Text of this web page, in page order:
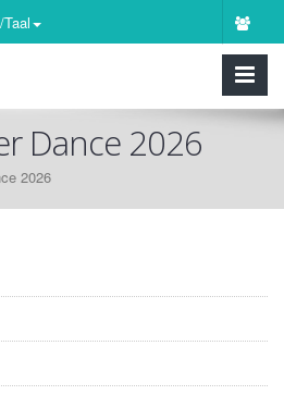
Taal
Dance 2026
2026